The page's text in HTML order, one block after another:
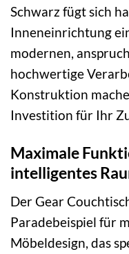
Schwarz fügt sich
Inneneinrichtung
modernen,
hochwertige
Konstruktion
Investition für Ihr
Maximale
intelligentes
Der Gear
Paradebeispiel für
Möbeldesign, das